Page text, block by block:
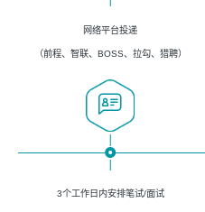
网络平台投递
（前程、智联、BOSS、拉勾、猎聘）
3个工作日内安排笔试/面试